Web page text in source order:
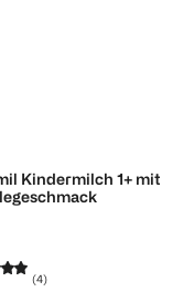
Kindermilch 1+ mit
(4)